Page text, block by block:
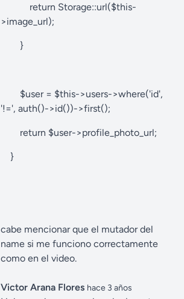
return Storage::url($this-
>image_url);
}
$user = $this->users->where('id',
'!=', auth()->id())->first();
return $user->profile_photo_url;
}
cabe mencionar que el mutador del
name si me funciono correctamente
como en el video.
Victor Arana Flores hace 3 años